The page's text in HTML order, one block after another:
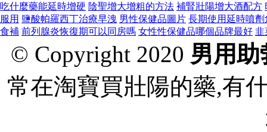
吃什麼藥能延時增硬 陰聖增大增粗的方法 補腎壯陽增大酒配方
服用 鹽酸帕羅西丁治療早洩 男性保健品圖片 長期使用延時噴
食補 前列腺炎恢復期可以同房嗎 女性性保健品哪個品牌最好 韭
© Copyright 2020 男用助
常在淘寶買壯陽的藥,有